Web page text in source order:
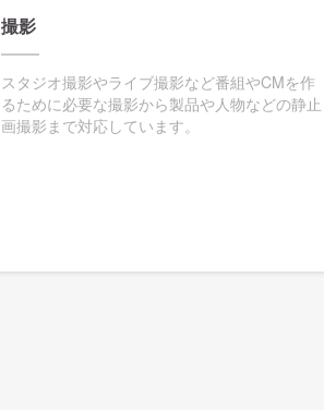
撮影
スタジオ撮影やライブ撮影など番組やCMを作
るために必要な撮影から製品や人物などの静止
画撮影まで対応しています。